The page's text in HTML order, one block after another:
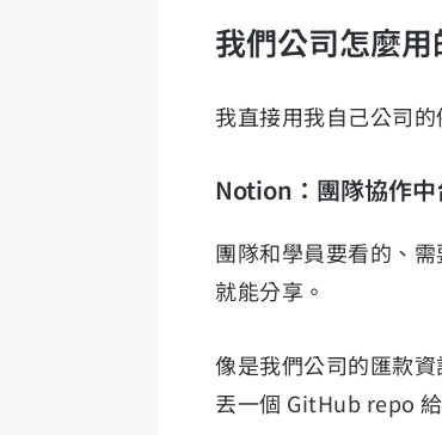
我們公司怎麼
我直接用我自己公司
Notion：團隊協作中
團隊和學員要看的、
就能分享。
像是我們公司的匯款
丟一個 GitHub repo